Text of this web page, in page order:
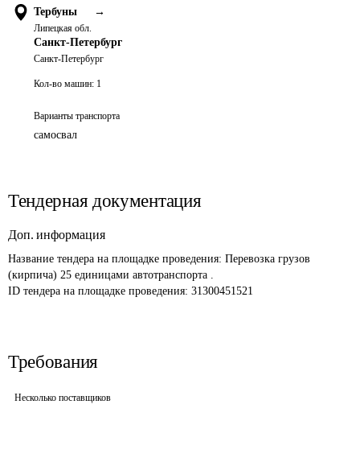
Тербуны →
Липецкая обл.
Санкт-Петербург
Санкт-Петербург
Кол-во машин: 1
Варианты транспорта
самосвал
Тендерная документация
Доп. информация
Название тендера на площадке проведения: Перевозка грузов
(кирпича) 25 единицами автотранспорта .
ID тендера на площадке проведения: 31300451521
Требования
Несколько поставщиков